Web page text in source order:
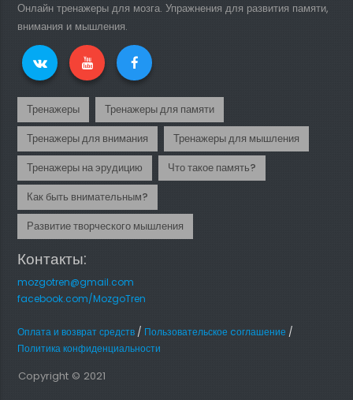
Онлайн тренажеры для мозга. Упражнения для развития памяти,
внимания и мышления.
Тренажеры
Тренажеры для памяти
Тренажеры для внимания
Тренажеры для мышления
Тренажеры на эрудицию
Что такое память?
Как быть внимательным?
Развитие творческого мышления
Контакты:
mozgotren@gmail.com
facebook.com/MozgoTren
Оплата и возврат средств / Пользовательское cоглашение /
Политика конфиденциальности
Copyright © 2021